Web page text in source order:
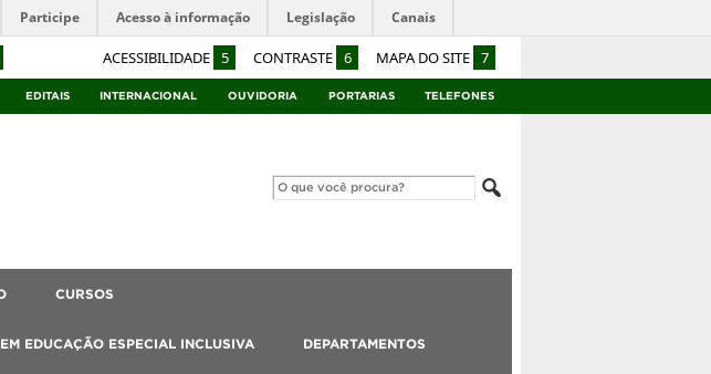
ACESSIBILIDADE 5 CONTRASTE 6 MAPA DO SITE 7
Participe Acesso à informação Legislação Canais
EDITAIS INTERNACIONAL OUVIDORIA PORTARIAS TELEFONES
CURSOS
EDUCAÇÃO ESPECIAL INCLUSIVA DEPARTAMENTOS